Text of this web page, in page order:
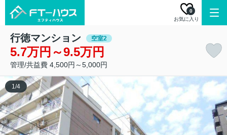
お気に入り
0
行徳マンション 空室2
5.7万円～9.5万円
管理/共益費 4,500円～5,000円
1/4